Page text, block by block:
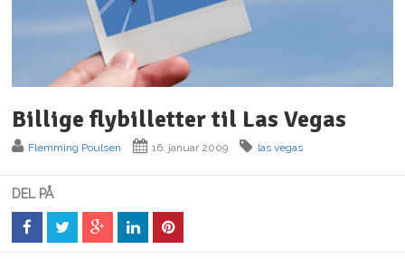
Billige flybilletter til Las Vegas
Flemming Poulsen 16. januar 2009 las vegas
DEL PÅ